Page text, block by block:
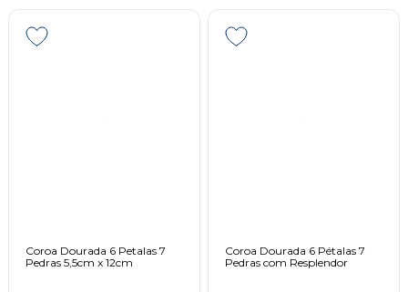
Coroa Dourada 6 Petalas 7
Pedras 5,5cm x 12cm
Coroa Dourada 6 Pétalas 7
Pedras com Resplendor